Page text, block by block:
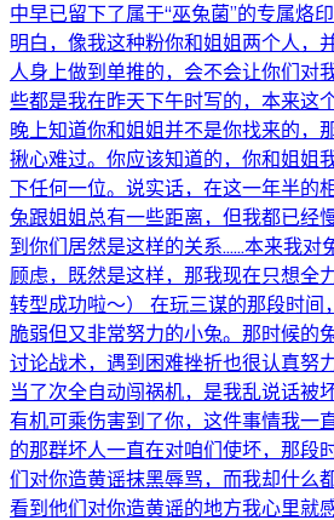
中早已留下了属于“巫兔菌”的专属烙
明白，像我这种粉你和姐姐两个人，
人身上做到单推的，会不会让你们对
些都是我在昨天下午时写的，本来这
晚上知道你和姐姐并不是你找来的，
揪心难过。你应该知道的，你和姐姐
下任何一位。说实话，在这一年半的
兔跟姐姐总有一些距离，但我都已经
到你们居然是这样的关系......本来我
顾虑，既然是这样，那我现在只想全
转型成功啦～） 在玩三谋的那段时间
脆弱但又非常努力的小兔。那时候的
讨论战术，遇到困难挫折也很认真努
当了次全自动闯祸机，是我乱说话被
有机可乘伤害到了你，这件事情我一
的那群坏人一直在对咱们使坏，那段
们对你造黄谣抹黑辱骂，而我却什么
看到他们对你造黄谣的地方我心里就